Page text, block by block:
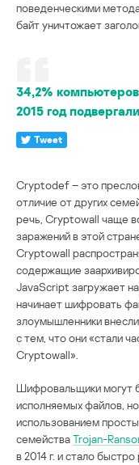
поведенческими
байт уничтожает
34,2%
2015 год
Tweet
Cryptodef – это
отличие от других
речь, Cryptowall чаще
заражений в этой
Cryptowall
содержащие
JavaScript загружает
начинает шифровать
злоумышленники
с тем, что они «стали
Cryptowall».
Шифровальщики могут
исполняемых файлов,
использованием
семействаTrojan-
в 2014 г. и стало